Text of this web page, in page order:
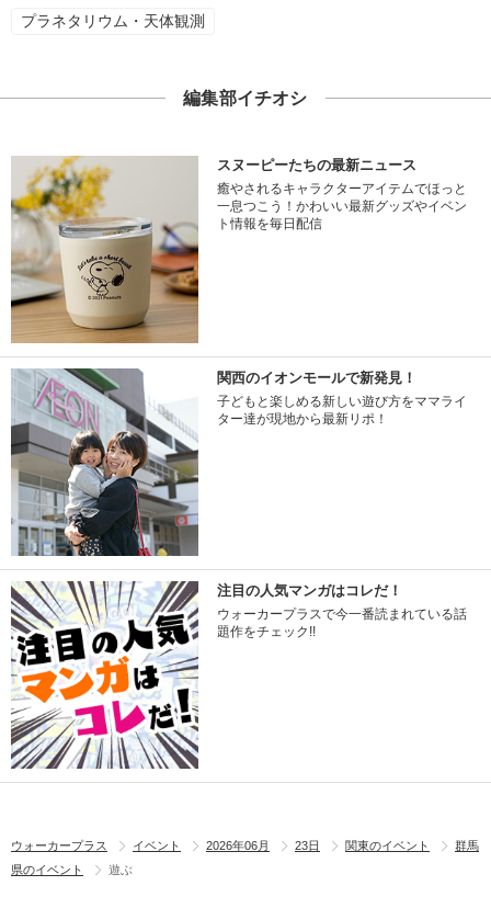
プラネタリウム・天体観測
編集部イチオシ
スヌーピーたちの最新ニュース
癒やされるキャラクターアイテムでほっと
一息つこう！かわいい最新グッズやイベン
ト情報を毎日配信
関西のイオンモールで新発見！
子どもと楽しめる新しい遊び方をママライ
ター達が現地から最新リポ！
注目の人気マンガはコレだ！
ウォーカープラスで今一番読まれている話
題作をチェック!!
ウォーカープラス イベント 2026年06月 23日 関東のイベント
群馬
県のイベント
遊ぶ